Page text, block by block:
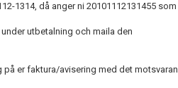
då anger ni 20101112131455 som
utbetalning och maila den
på er faktura/avisering med det